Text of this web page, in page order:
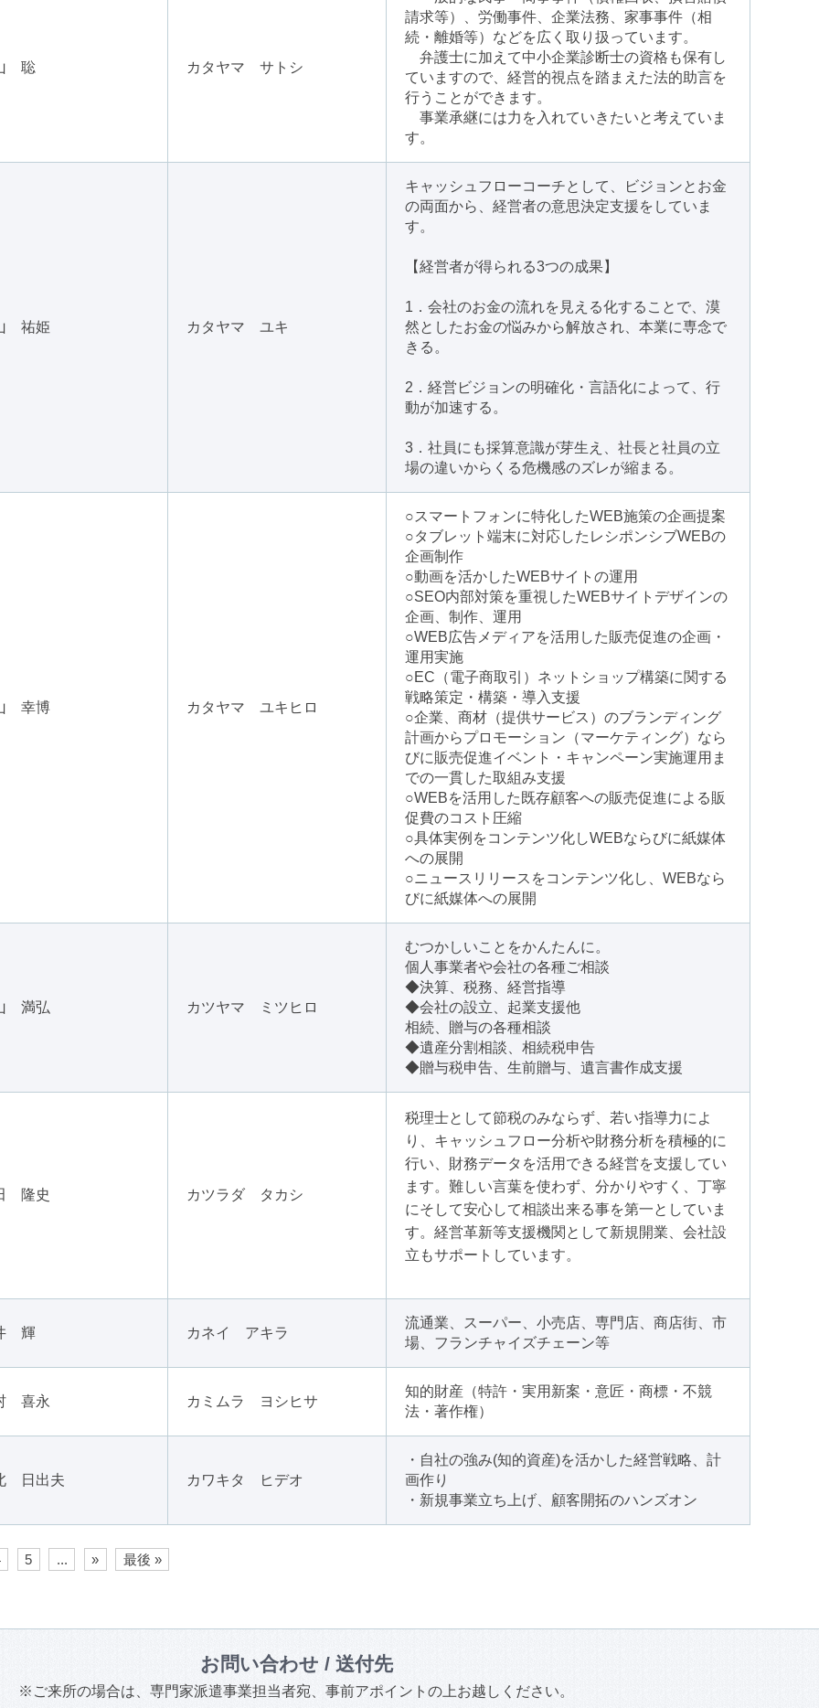
聡 カタヤマ サトシ
請求等）、労働事件、企業法務、家事事件（相
続・離婚等）などを広く取り扱っています。
弁護士に加えて中小企業診断士の資格も保有し
ていますので、経営的視点を踏まえた法的助言を
行うことができます。
事業承継には力を入れていきたいと考えていま
す。
祐姫 カタヤマ ユキ
キャッシュフローコーチとして、ビジョンとお金
の両面から、経営者の意思決定支援をしていま
す。
【経営者が得られる3つの成果】
1．会社のお金の流れを見える化することで、漠
然としたお金の悩みから解放され、本業に専念で
きる。
2．経営ビジョンの明確化・言語化によって、行
動が加速する。
3．社員にも採算意識が芽生え、社長と社員の立
場の違いからくる危機感のズレが縮まる。
幸博 カタヤマ ユキヒロ
○スマートフォンに特化したWEB施策の企画提案
○タブレット端末に対応したレシポンシブWEBの
企画制作
○動画を活かしたWEBサイトの運用
○SEO内部対策を重視したWEBサイトデザインの
企画、制作、運用
○WEB広告メディアを活用した販売促進の企画・
運用実施
○EC（電子商取引）ネットショップ構築に関する
戦略策定・構築・導入支援
○企業、商材（提供サービス）のブランディング
計画からプロモーション（マーケティング）なら
びに販売促進イベント・キャンペーン実施運用ま
での一貫した取組み支援
○WEBを活用した既存顧客への販売促進による販
促費のコスト圧縮
○具体実例をコンテンツ化しWEBならびに紙媒体
への展開
○ニュースリリースをコンテンツ化し、WEBなら
びに紙媒体への展開
満弘 カツヤマ ミツヒロ
むつかしいことをかんたんに。
個人事業者や会社の各種ご相談
◆決算、税務、経営指導
◆会社の設立、起業支援他
相続、贈与の各種相談
◆遺産分割相談、相続税申告
◆贈与税申告、生前贈与、遺言書作成支援
隆史 カツラダ タカシ
税理士として節税のみならず、若い指導力によ
り、キャッシュフロー分析や財務分析を積極的に
行い、財務データを活用できる経営を支援してい
ます。難しい言葉を使わず、分かりやすく、丁寧
にそして安心して相談出来る事を第一としていま
す。経営革新等支援機関として新規開業、会社設
立もサポートしています。
輝 カネイ アキラ
流通業、スーパー、小売店、専門店、商店街、市
場、フランチャイズチェーン等
喜永 カミムラ ヨシヒサ
知的財産（特許・実用新案・意匠・商標・不競
法・著作権）
日出夫 カワキタ ヒデオ
・自社の強み(知的資産)を活かした経営戦略、計
画作り
・新規事業立ち上げ、顧客開拓のハンズオン
5 ... » 最後 »
お問い合わせ / 送付先
※ご来所の場合は、専門家派遣事業担当者宛、事前アポイントの上お越しください。